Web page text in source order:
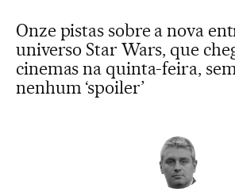
Onze pistas sobre a nova
universo Star Wars, que
cinemas na quinta-feira,
nenhum ‘spoiler’